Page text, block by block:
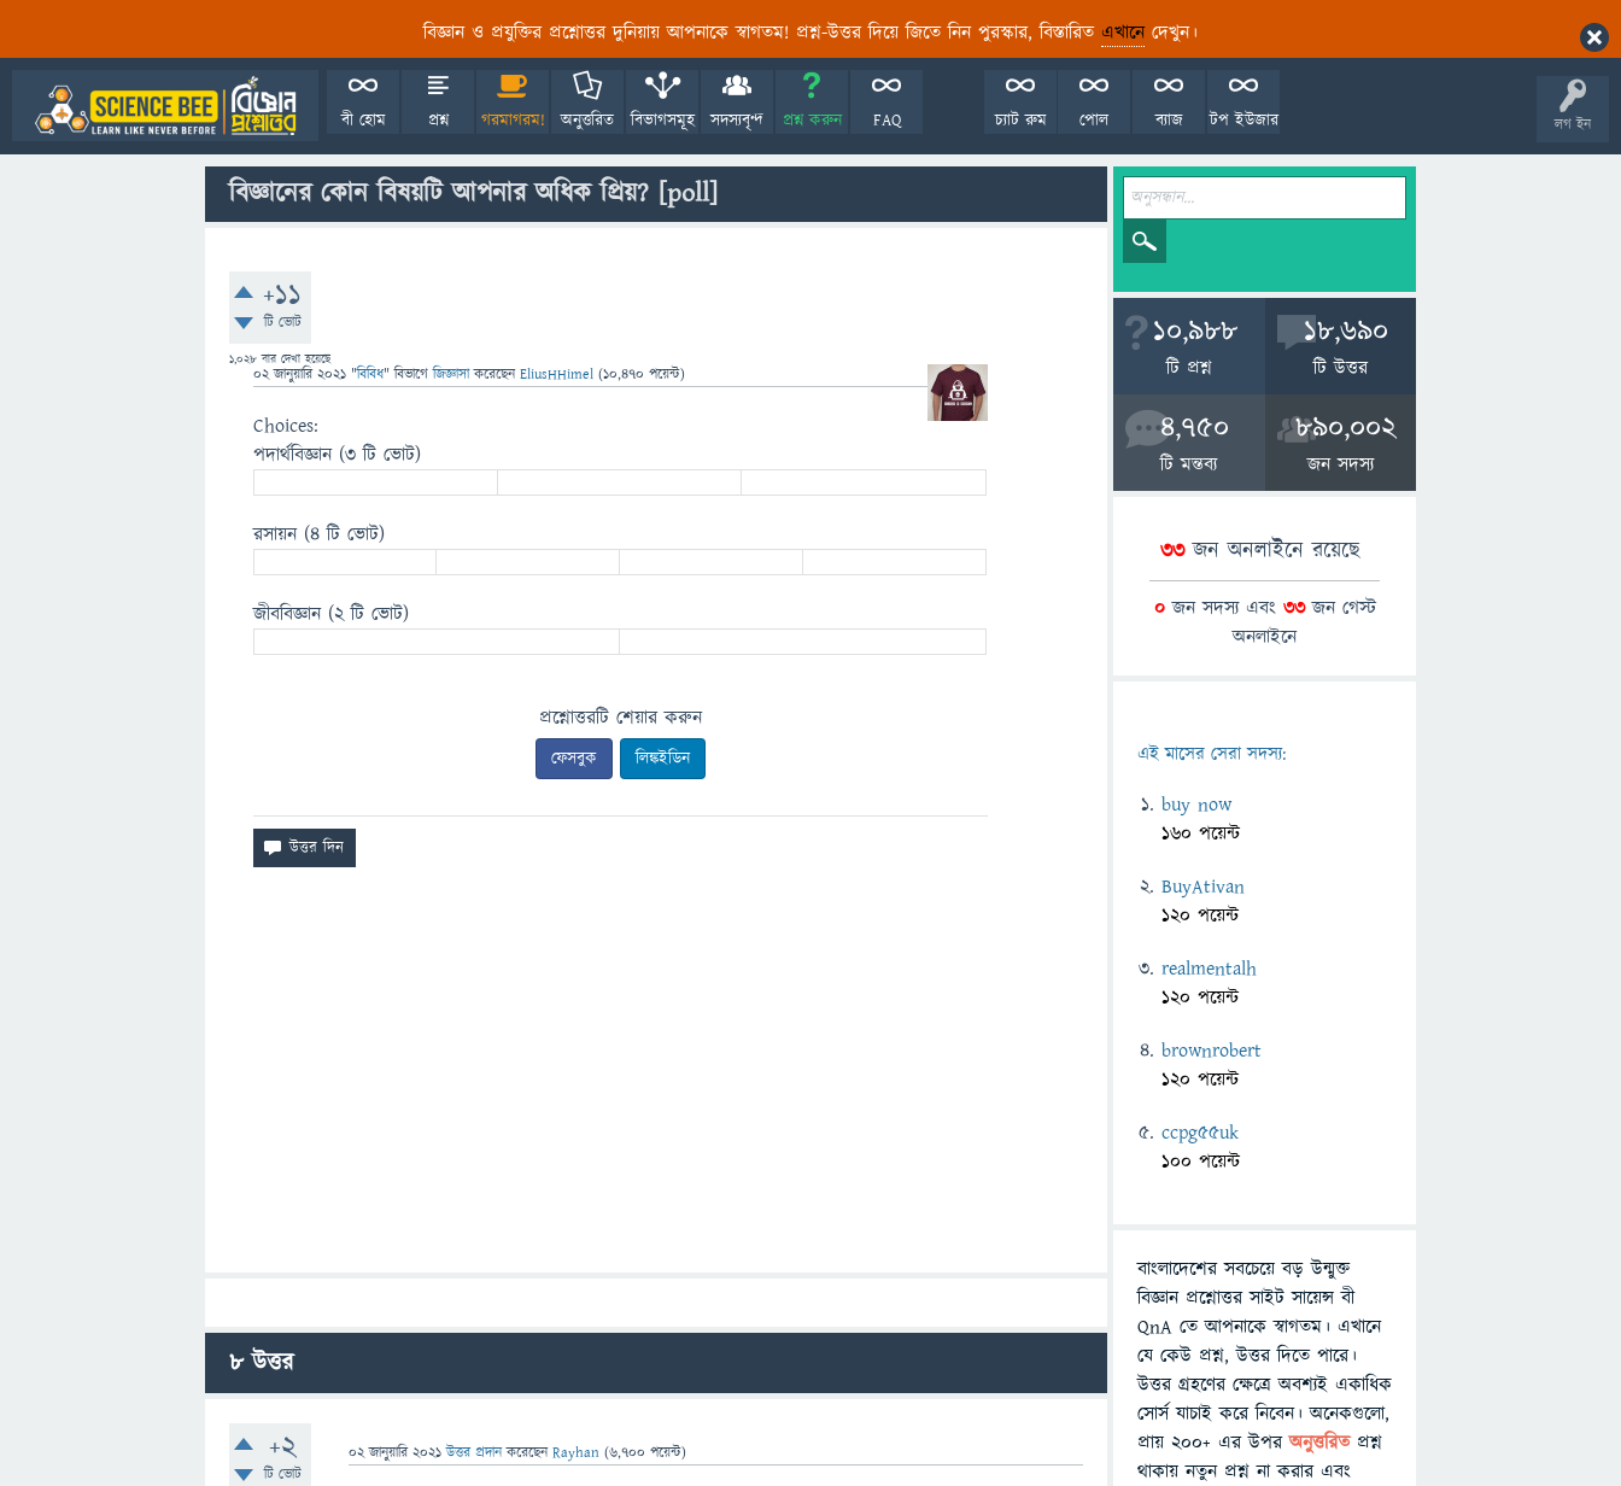
বিজ্ঞান ও প্রযুক্তির প্রশ্নোত্তর দুনিয়ায় আপনাকে স্বাগতম! প্রশ্ন-উত্তর দিয়ে জিতে নিন পুরস্কার, বিস্তারিত এখানেদেখুন।
লগ ইন
বী হোম প্রশ্ন গরমাগরম! অনুত্তরিত বিভাগসমূহ সদস্যবৃন্দ প্রশ্ন করুন FAQ টপ ইউজার
ব্যাজ
পোল
চ্যাট রুম
বিজ্ঞানের কোন বিষয়টি আপনার অধিক প্রিয়? [poll]
+11
টি ভোট
1,028 বার দেখা হয়েছে
02 জানুয়ারি 2021 "বিবিধ" বিভাগে জিজ্ঞাসাকরেছেনEliusHHimel (10,470 পয়েন্ট)
Choices:
পদার্থবিজ্ঞান(3 টি ভোট)
রসায়ন(4 টি ভোট)
জীববিজ্ঞান(2 টি ভোট)
প্রশ্নোত্তরটি শেয়ার করুন
ফেসবুক লিঙ্কইডিন
8উত্তর
+2
টি ভোট
02 জানুয়ারি 2021 উত্তর প্রদান করেছেনRayhan (6,700 পয়েন্ট)
10,988
টি প্রশ্ন
18,690
টি উত্তর
4,750
টি মন্তব্য
890,002
জন সদস্য
33জন অনলাইনে রয়েছে
0জন সদস্য এবং 33জন গেস্ট
অনলাইনে
এই মাসের সেরা সদস্য:
buy now
160 পয়েন্ট
BuyAtivan
120 পয়েন্ট
realmentalh
120 পয়েন্ট
brownrobert
120 পয়েন্ট
ccpg55uk
100 পয়েন্ট
বাংলাদেশের সবচেয়ে বড় উন্মুক্ত
বিজ্ঞান প্রশ্নোত্তর সাইট সায়েন্স বী
QnA তে আপনাকে স্বাগতম। এখানে
যে কেউ প্রশ্ন, উত্তর দিতে পারে।
উত্তর গ্রহণের ক্ষেত্রে অবশ্যই একাধিক
সোর্স যাচাই করে নিবেন। অনেকগুলো,
প্রায় ২০০+ এর উপরঅনুত্তরিতপ্রশ্ন
থাকায় নতুন প্রশ্ন না করার এবং